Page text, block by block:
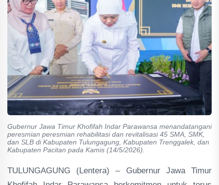
Gubernur Jawa Timur Khofifah Indar Parawansa menandatangani
peresmian peresmian rehabilitasi dan revitalisasi 45 SMA, SMK,
dan SLB di Kabupaten Tulungagung, Kabupaten Trenggalek, dan
Kabupaten Pacitan pada Kamis (14/5/2026).
TULUNGAGUNG (Lentera) – Gubernur Jawa Timur